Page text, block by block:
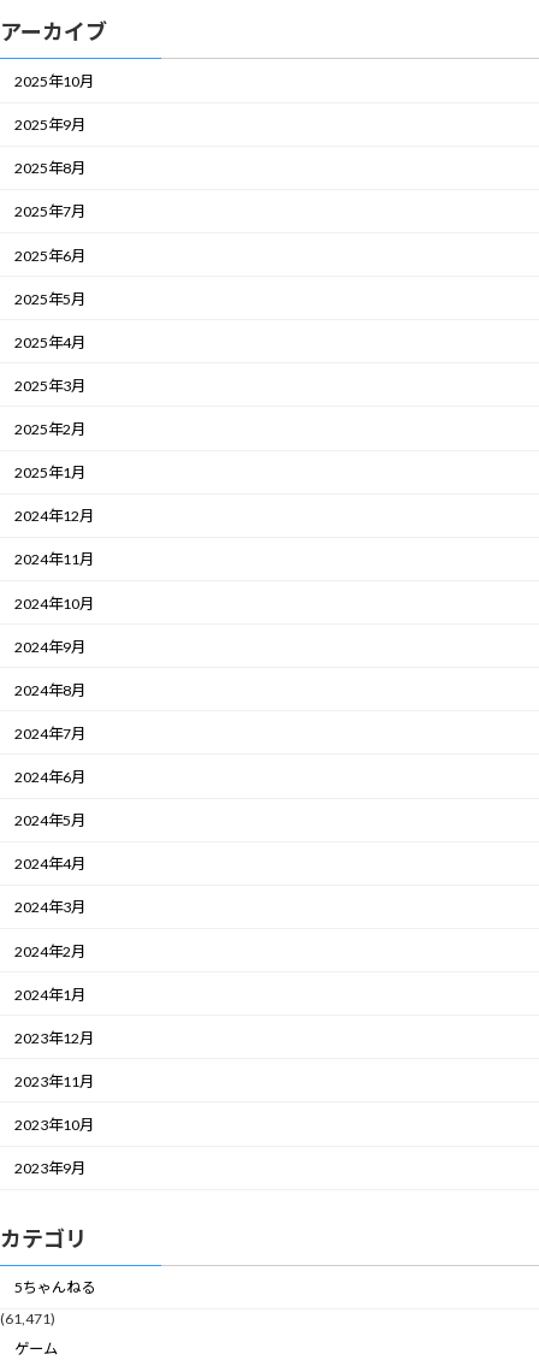
アーカイブ
2025年10月
2025年9月
2025年8月
2025年7月
2025年6月
2025年5月
2025年4月
2025年3月
2025年2月
2025年1月
2024年12月
2024年11月
2024年10月
2024年9月
2024年8月
2024年7月
2024年6月
2024年5月
2024年4月
2024年3月
2024年2月
2024年1月
2023年12月
2023年11月
2023年10月
2023年9月
カテゴリ
5ちゃんねる
(61,471)
ゲーム